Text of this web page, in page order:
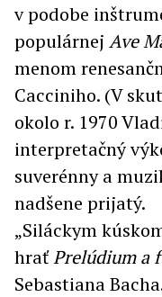
v podobe
populárnej Ave
menom
Cacciniho. (V
okolo r. 1970
interpretačný
suverénny a
nadšene prijatý.
„Siláckym
hraťPrelúdium a
Sebastiana